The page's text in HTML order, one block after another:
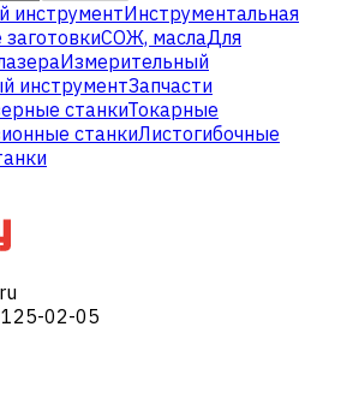
инструментИнструментальная
СОЖ, маслаДля
Измерительный
инструментЗапчасти
станкиТокарные
станкиЛистогибочные
02-05